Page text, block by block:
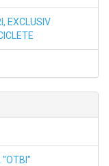
EXCLUSIV
"OTBI"